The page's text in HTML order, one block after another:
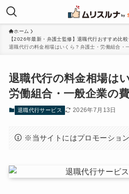
ホーム
【2026年最新・弁護士監修】退職代行おすすめ比
退職代行の料金相場はいくら？弁護士・労働組合・
退職代行の料金相場は
労働組合・一般企業の
退職代行サービス 2026年7月13日
※当サイトにはプロモーショ